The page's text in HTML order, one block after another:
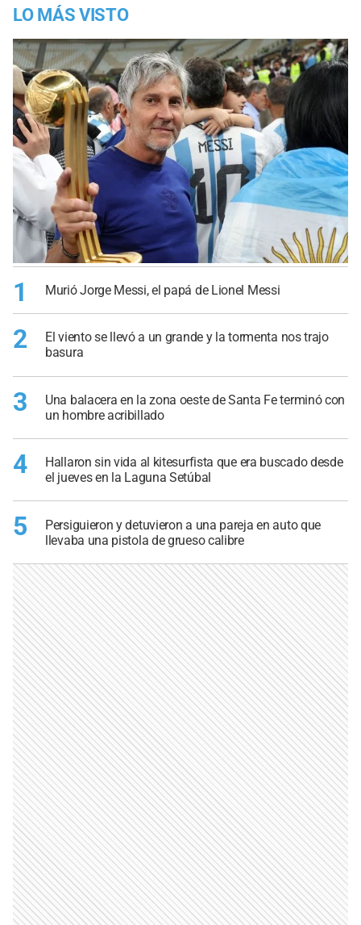
LO MÁS VISTO
1 Murió Jorge Messi, el papá de Lionel Messi
2
El viento se llevó a un grande y la tormenta nos trajo
basura
3
Una balacera en la zona oeste de Santa Fe terminó con
un hombre acribillado
4
Hallaron sin vida al kitesurfista que era buscado desde
el jueves en la Laguna Setúbal
5
Persiguieron y detuvieron a una pareja en auto que
llevaba una pistola de grueso calibre